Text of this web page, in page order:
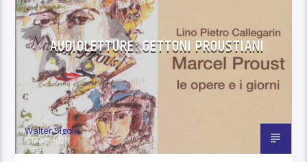
AUDIOLETTURE: GETTONI PROUSTIANI
Walter Sigolo
31/07/2021